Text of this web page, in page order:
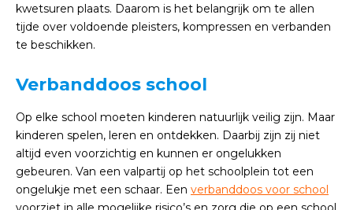
kwetsuren plaats. Daarom is het belangrijk om te allen
tijde over voldoende pleisters, kompressen en verbanden
te beschikken.
Verbanddoos school
Op elke school moeten kinderen natuurlijk veilig zijn. Maar
kinderen spelen, leren en ontdekken. Daarbij zijn zij niet
altijd even voorzichtig en kunnen er ongelukken
gebeuren. Van een valpartij op het schoolplein tot een
ongelukje met een schaar. Een verbanddoos voor school